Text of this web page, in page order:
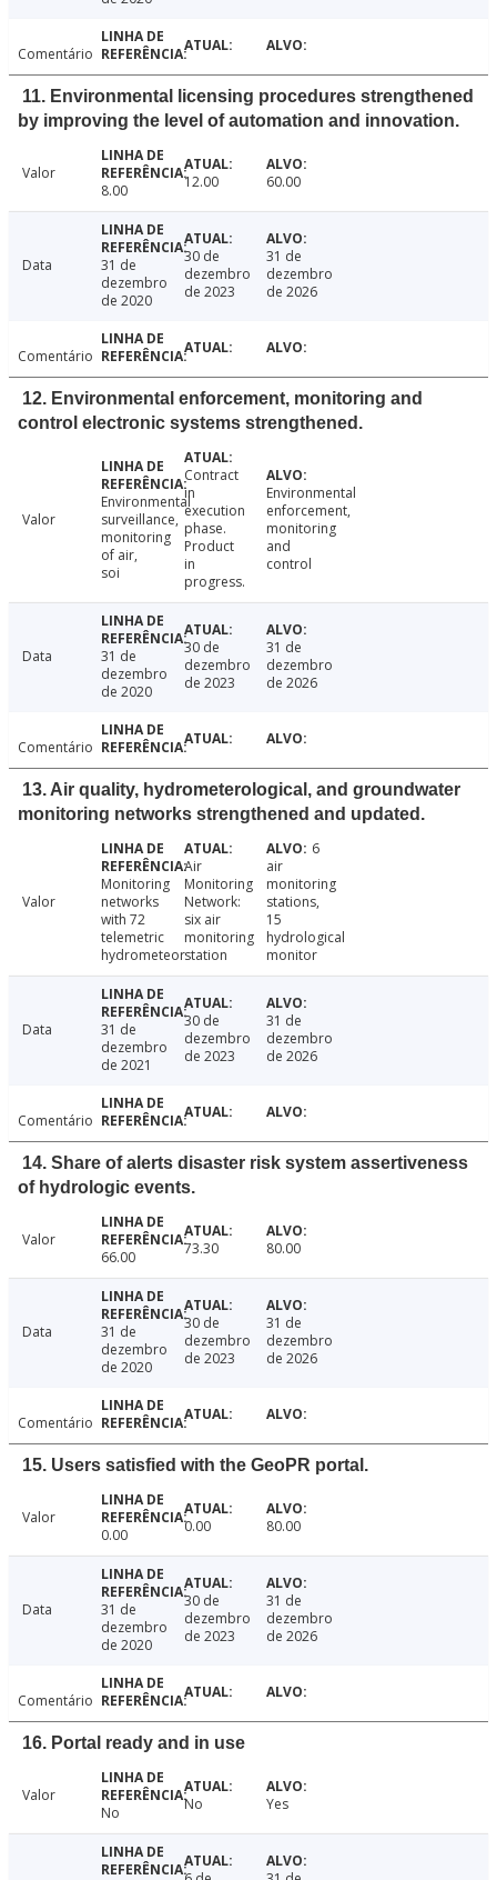
Comentário
11. Environmental licensing procedures strengthened
by improving the level of automation and innovation.
Valor
8.00
12.00 60.00
Data
31 de
dezembro
de 2020
30 de
dezembro
de 2023
31 de
dezembro
de 2026
Comentário
12. Environmental enforcement, monitoring and
control electronic systems strengthened.
Valor
Environmental
surveillance,
monitoring
of air,
soi
Contract
in
execution
phase.
Product
in
progress.
Environmental
enforcement,
monitoring
and
control
Data
31 de
dezembro
de 2020
30 de
dezembro
de 2023
31 de
dezembro
de 2026
Comentário
13. Air quality, hydrometerological, and groundwater
monitoring networks strengthened and updated.
Valor
Monitoring
networks
with 72
telemetric
hydrometeor
Air
Monitoring
Network:
six air
monitoring
station
6
air
monitoring
stations,
15
hydrological
monitor
Data
31 de
dezembro
de 2021
30 de
dezembro
de 2023
31 de
dezembro
de 2026
Comentário
14. Share of alerts disaster risk system assertiveness
of hydrologic events.
Valor
66.00
73.30 80.00
Data
31 de
dezembro
de 2020
30 de
dezembro
de 2023
31 de
dezembro
de 2026
Comentário
15. Users satisfied with the GeoPR portal.
Valor
0.00
0.00 80.00
Data
31 de
dezembro
de 2020
30 de
dezembro
de 2023
31 de
dezembro
de 2026
Comentário
16. Portal ready and in use
Valor
No
No Yes